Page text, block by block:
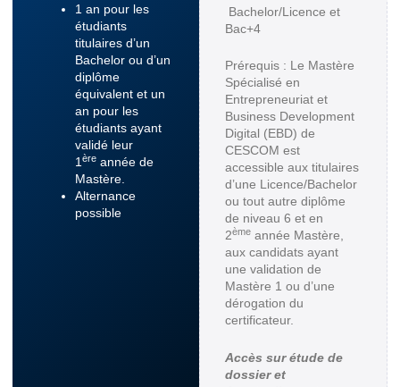
1 an pour les
étudiants
titulaires d’un
Bachelor ou d’un
diplôme
équivalent et un
an pour les
étudiants ayant
validé leur
1 ère année de
Mastère.
Alternance
possible
Bachelor/Licence et
Bac+4
Prérequis : Le Mastère
Spécialisé en
Entrepreneuriat et
Business Development
Digital (EBD) de
CESCOM est
accessible aux titulaires
d’une Licence/Bachelor
ou tout autre diplôme
de niveau 6 et en
2ème année Mastère,
aux candidats ayant
une validation de
Mastère 1 ou d’une
dérogation du
certificateur.
Accès sur étude de
dossier et